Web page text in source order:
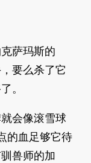
萨玛斯的
要么杀了它
。
会像滚雪球
的血足够它待
兽师的加